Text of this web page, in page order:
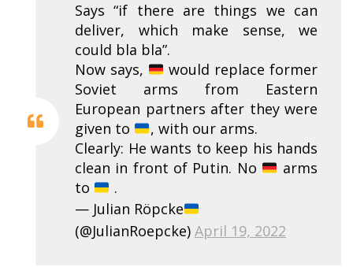
Says “if there are things we can
deliver, which make sense, we
could bla bla”.
Now says,
would replace former
Soviet arms from Eastern
European partners after they were
given to
, with our arms.
Clearly: He wants to keep his hands
clean in front of Putin. No
arms
to
.
— Julian Röpcke
(@JulianRoepcke) April 19, 2022